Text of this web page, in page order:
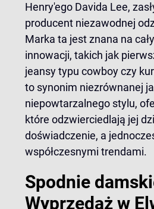
Henry'ego Davida Lee,
producent niezawodnej
Marka ta jest znana na
innowacji, takich jak
jeansy typu cowboy czy
to synonim niezrównanej
niepowtarzalnego stylu,
które odzwierciedlają jej
doświadczenie, a
współczesnymi trendami.
Spodnie
Wyprzedaż w